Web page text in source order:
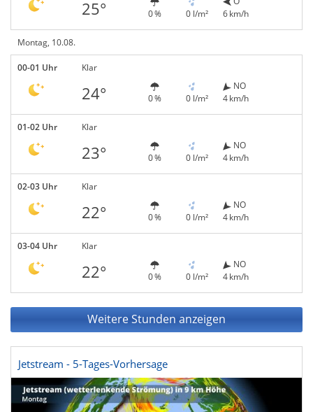
25° 0 % 0 l/m²
6 km/h
Montag, 10.08.
00-01 Uhr Klar
24° 0 % 0 l/m²
NO
4 km/h
01-02 Uhr Klar
23° 0 % 0 l/m²
NO
4 km/h
02-03 Uhr Klar
22° 0 % 0 l/m²
NO
4 km/h
03-04 Uhr Klar
22° 0 % 0 l/m²
NO
4 km/h
Weitere Stunden anzeigen
Jetstream - 5-Tages-Vorhersage